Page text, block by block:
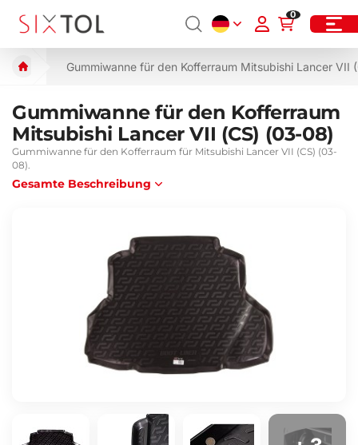
0
Gummiwanne für den Kofferraum Mitsubishi Lancer VII
Gummiwanne für den Kofferraum
Mitsubishi Lancer VII (CS) (03-08)
Gummiwanne für den Kofferraum für Mitsubishi Lancer VII (CS) (03-
08).
Gesamte Beschreibung